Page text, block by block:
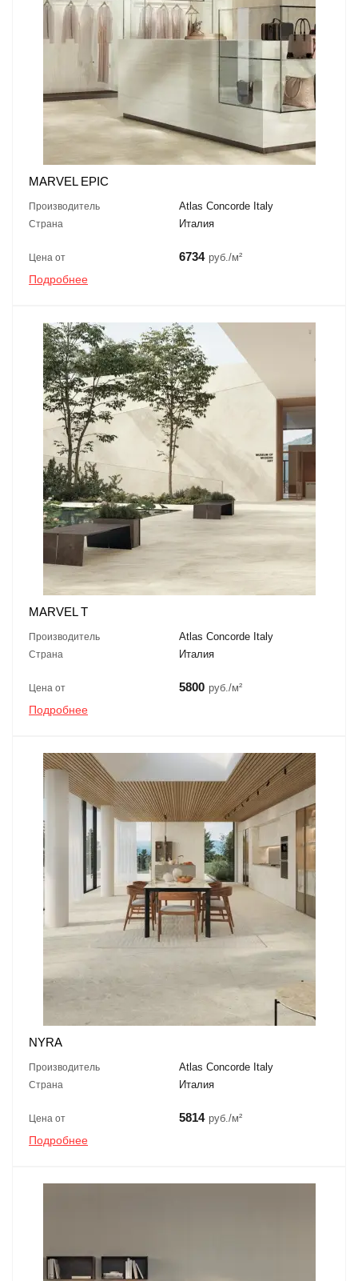
MARVEL EPIC
Производитель Atlas Concorde Italy
Страна Италия
Цена от 6734 руб./м²
Подробнее
MARVEL T
Производитель Atlas Concorde Italy
Страна Италия
Цена от 5800 руб./м²
Подробнее
NYRA
Производитель Atlas Concorde Italy
Страна Италия
Цена от 5814 руб./м²
Подробнее